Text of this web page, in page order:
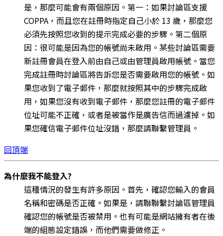
是，那麼可能會有兩個原因。第一：如果討論區支援
COPPA，而且您在註冊時指定自己小於 13 歲，那麼您
必須先按照您收到的提示完成必要的步驟。第二個原
因：很可能是因為您的帳號尚未啟用。某些討論區需要
新註冊會員在登入前由自己或由管理員啟用帳號。當您
完成註冊時討論區將告訴您是否需要啟用您的帳號。如
果您收到了電子郵件，那麼就按照其中的步驟完成啟
用，如果您沒有收到電子郵件，那麼您註冊的電子郵件
位址可能不正確，或者是被當作是廣告信而過濾掉。如
果您確信電子郵件位址沒錯，那麼請聯繫管理員。
回頂端
為什麼我不能登入?
這種情況的發生有許多原因。首先，確認您輸入的會員
名稱和密碼是否正確。如果是，請聯聯繫討論區管理員
確認您的帳號是否被禁用。也有可能是網站擁有者在後
端的組態設定錯誤，而他們需要做修正。